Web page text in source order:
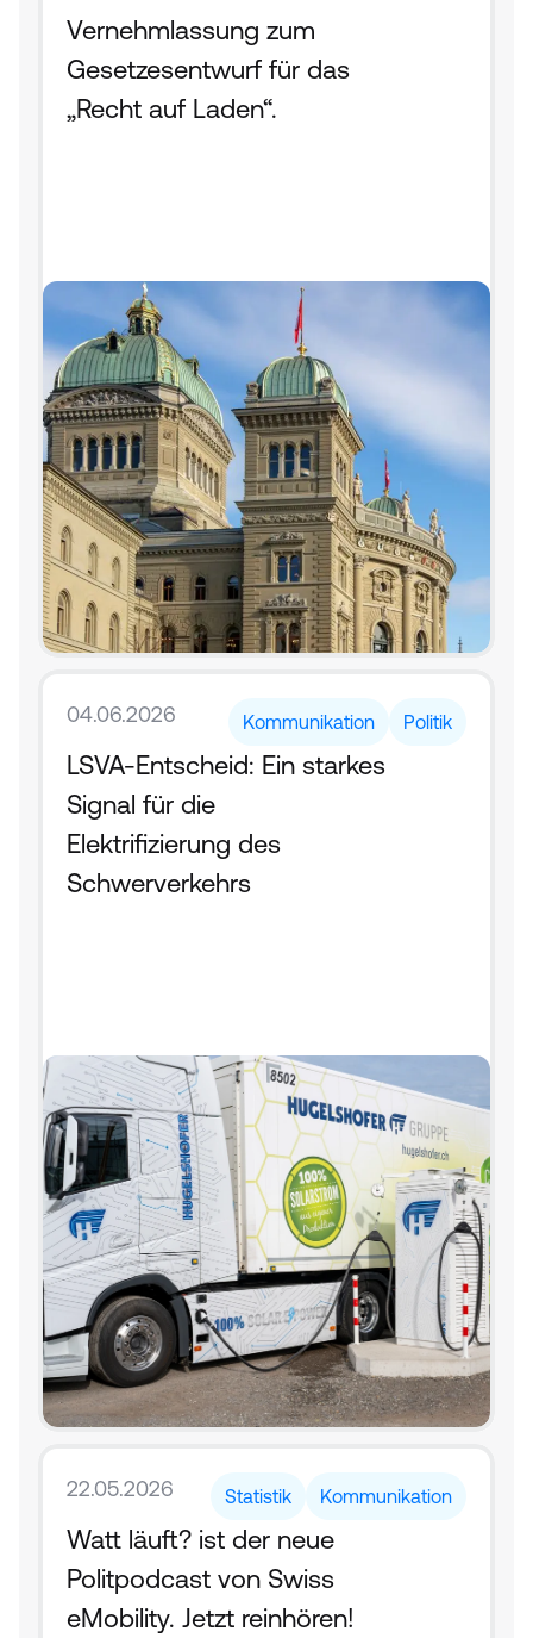
Vernehmlassung zum
Gesetzesentwurf für das
„Recht auf Laden“.
04.06.2026 Kommunikation Politik
LSVA-Entscheid: Ein starkes
Signal für die
Elektrifizierung des
Schwerverkehrs
22.05.2026 Statistik Kommunikation
Watt läuft? ist der neue
Politpodcast von Swiss
eMobility. Jetzt reinhören!